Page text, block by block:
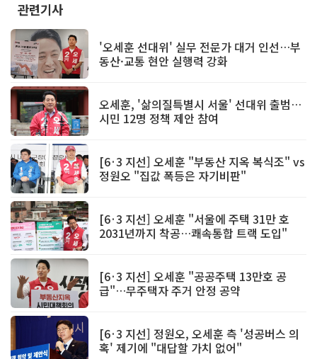
관련기사
'오세훈 선대위' 실무 전문가 대거 인선…부
동산·교통 현안 실행력 강화
오세훈, '삶의질특별시 서울' 선대위 출범…
시민 12명 정책 제안 참여
[6·3 지선] 오세훈 "부동산 지옥 복식조" vs
정원오 "집값 폭등은 자기비판"
[6·3 지선] 오세훈 "서울에 주택 31만 호
2031년까지 착공…쾌속통합 트랙 도입"
[6·3 지선] 오세훈 "공공주택 13만호 공
급"…무주택자 주거 안정 공약
[6·3 지선] 정원오, 오세훈 측 '성공버스 의
혹' 제기에 "대답할 가치 없어"